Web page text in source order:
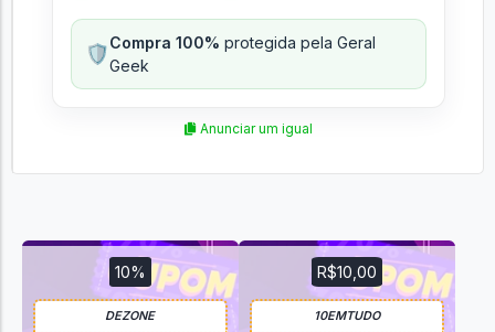
🛡️Compra 100% protegida pela Geral
Geek
Anunciar um igual
10% R$10,00